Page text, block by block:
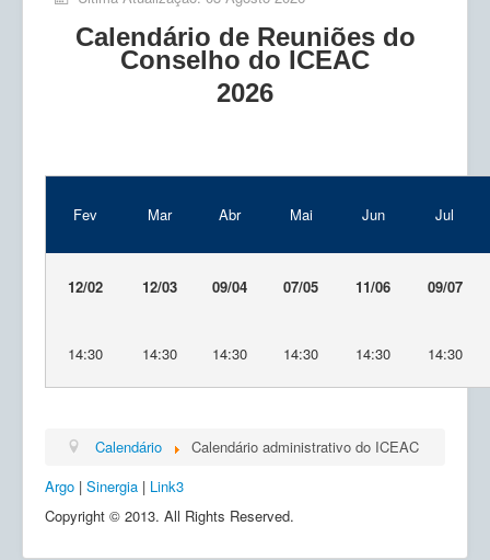
Ensino
Pesquisa
Empresas Júnior
Produção científica
Planos de Ação
Atos Normativos
Solicitações
Calendário de Reuniões do
Conselho do ICEAC
2026
Fev Mar Abr Mai Jun Jul
12/02 12/03 09/04 07/05 11/06 09/07
14:30 14:30 14:30 14:30 14:30 14:30
Calendário
Calendário administrativo do ICEAC
Argo | Sinergia | Link3
Copyright © 2013. All Rights Reserved.